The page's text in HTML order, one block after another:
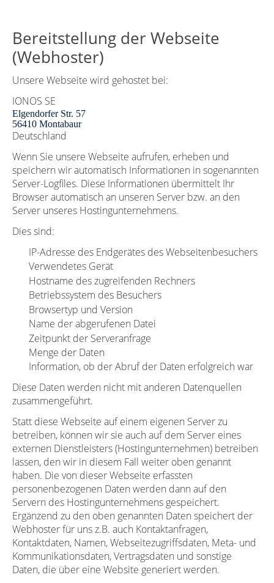
Bereitstellung der Webseite
(Webhoster)
Unsere Webseite wird gehostet bei:
IONOS SE
Elgendorfer Str. 57
56410 Montabaur
Deutschland
Wenn Sie unsere Webseite aufrufen, erheben und
speichern wir automatisch Informationen in sogenannten
Server-Logfiles. Diese Informationen übermittelt Ihr
Browser automatisch an unseren Server bzw. an den
Server unseres Hostingunternehmens.
Dies sind:
IP-Adresse des Endgerätes des Webseitenbesuchers
Verwendetes Gerät
Hostname des zugreifenden Rechners
Betriebssystem des Besuchers
Browsertyp und Version
Name der abgerufenen Datei
Zeitpunkt der Serveranfrage
Menge der Daten
Information, ob der Abruf der Daten erfolgreich war
Diese Daten werden nicht mit anderen Datenquellen
zusammengeführt.
Statt diese Webseite auf einem eigenen Server zu
betreiben, können wir sie auch auf dem Server eines
externen Dienstleisters (Hostingunternehmen) betreiben
lassen, den wir in diesem Fall weiter oben genannt
haben. Die von dieser Webseite erfassten
personenbezogenen Daten werden dann auf den
Servern des Hostingunternehmens gespeichert.
Ergänzend zu den oben genannten Daten speichert der
Webhoster für uns z.B. auch Kontaktanfragen,
Kontaktdaten, Namen, Webseitezugriffsdaten, Meta- und
Kommunikationsdaten, Vertragsdaten und sonstige
Daten, die über eine Website generiert werden.